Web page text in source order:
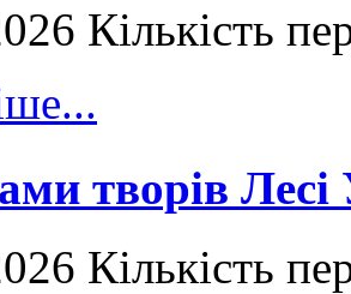
Кількість
творів
Кількість